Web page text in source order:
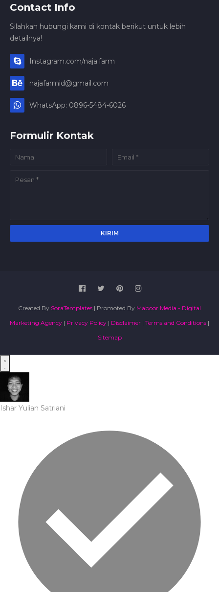
Contact Info
Silahkan hubungi kami di kontak berikut untuk lebih
detailnya!
Instagram.com/naja.farm
najafarmid@gmail.com
WhatsApp: 0896-5484-6026
Formulir Kontak
Created By SoraTemplates | Promoted By Maboor Media - Digital
Marketing Agency | Privacy Policy | Disclaimer | Terms and Conditions |
Sitemap
Ishar Yulian Satriani